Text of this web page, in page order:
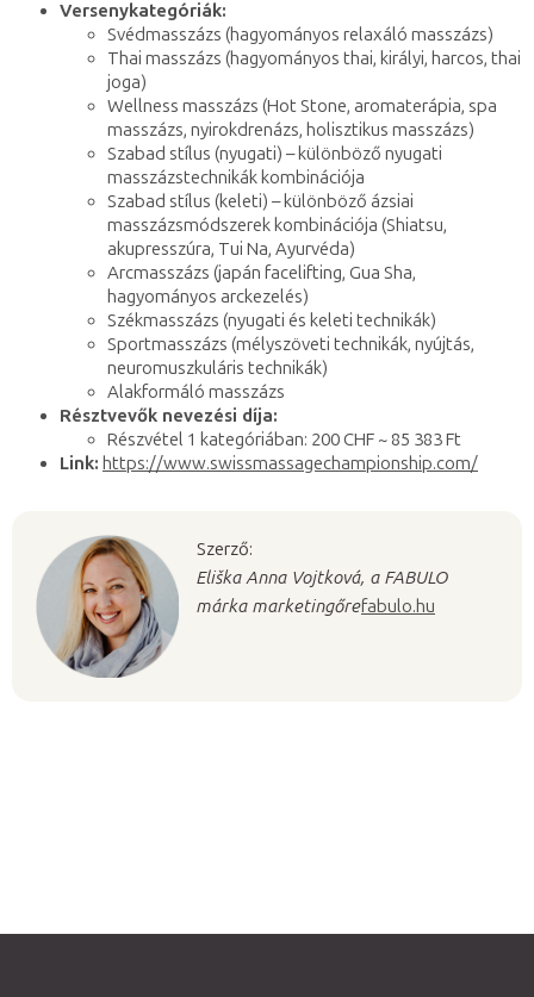
Versenykategóriák:
Svédmasszázs (hagyományos relaxáló masszázs)
Thai masszázs (hagyományos thai, királyi, harcos, thai
joga)
Wellness masszázs (Hot Stone, aromaterápia, spa
masszázs, nyirokdrenázs, holisztikus masszázs)
Szabad stílus (nyugati) – különböző nyugati
masszázstechnikák kombinációja
Szabad stílus (keleti) – különböző ázsiai
masszázsmódszerek kombinációja (Shiatsu,
akupresszúra, Tui Na, Ayurvéda)
Arcmasszázs (japán facelifting, Gua Sha,
hagyományos arckezelés)
Székmasszázs (nyugati és keleti technikák)
Sportmasszázs (mélyszöveti technikák, nyújtás,
neuromuszkuláris technikák)
Alakformáló masszázs
Résztvevők nevezési díja:
Részvétel 1 kategóriában: 200 CHF ~ 85 383 Ft
Link: https://www.swissmassagechampionship.com/
Szerző:
Eliška Anna Vojtková, a FABULO
márka marketingőrefabulo.hu